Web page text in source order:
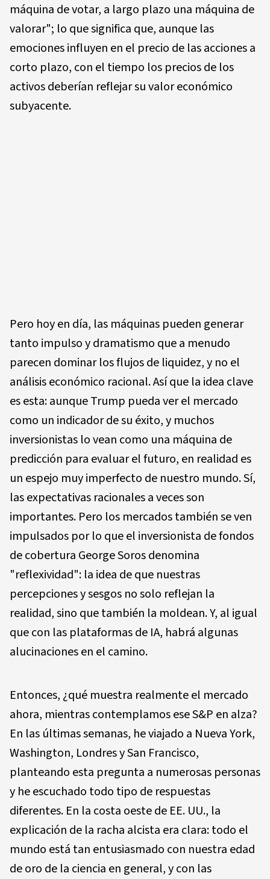
máquina de votar, a largo plazo una máquina de
valorar"; lo que significa que, aunque las
emociones influyen en el precio de las acciones a
corto plazo, con el tiempo los precios de los
activos deberían reflejar su valor económico
subyacente.
Pero hoy en día, las máquinas pueden generar
tanto impulso y dramatismo que a menudo
parecen dominar los flujos de liquidez, y no el
análisis económico racional. Así que la idea clave
es esta: aunque Trump pueda ver el mercado
como un indicador de su éxito, y muchos
inversionistas lo vean como una máquina de
predicción para evaluar el futuro, en realidad es
un espejo muy imperfecto de nuestro mundo. Sí,
las expectativas racionales a veces son
importantes. Pero los mercados también se ven
impulsados por lo que el inversionista de fondos
de cobertura George Soros denomina
"reflexividad": la idea de que nuestras
percepciones y sesgos no solo reflejan la
realidad, sino que también la moldean. Y, al igual
que con las plataformas de IA, habrá algunas
alucinaciones en el camino.
Entonces, ¿qué muestra realmente el mercado
ahora, mientras contemplamos ese S&P en alza?
En las últimas semanas, he viajado a Nueva York,
Washington, Londres y San Francisco,
planteando esta pregunta a numerosas personas
y he escuchado todo tipo de respuestas
diferentes. En la costa oeste de EE. UU., la
explicación de la racha alcista era clara: todo el
mundo está tan entusiasmado con nuestra edad
de oro de la ciencia en general, y con las